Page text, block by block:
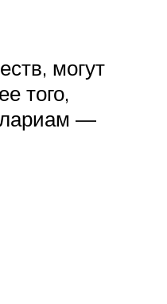
могут
того,
лариам —